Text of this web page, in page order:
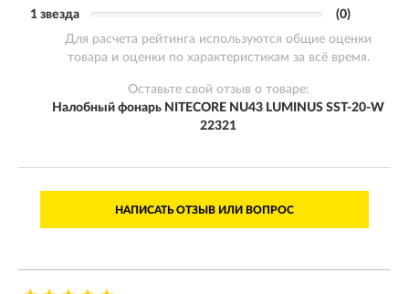
1 звезда
(0)
Для расчета рейтинга используются общие оценки
товара и оценки по характеристикам за всё время.
Оставьте свой отзыв о товаре:
Налобный фонарь NITECORE NU43 LUMINUS SST-20-W
22321
НАПИСАТЬ ОТЗЫВ ИЛИ ВОПРОС